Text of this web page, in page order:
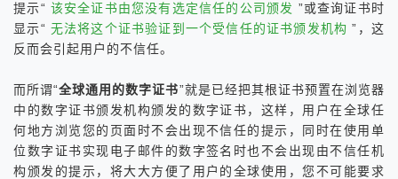
提示“ 该安全证书由您没有选定信任的公司颁发 ”或查询证书时
显示“ 无法将这个证书验证到一个受信任的证书颁发机构”，这
反而会引起用户的不信任。
而所谓“全球通用的数字证书”就是已经把其根证书预置在浏览器
中的数字证书颁发机构颁发的数字证书，这样，用户在全球任
何地方浏览您的页面时不会出现不信任的提示，同时在使用单
位数字证书实现电子邮件的数字签名时也不会出现由不信任机
构颁发的提示，将大大方便了用户的全球使用，您不可能要求